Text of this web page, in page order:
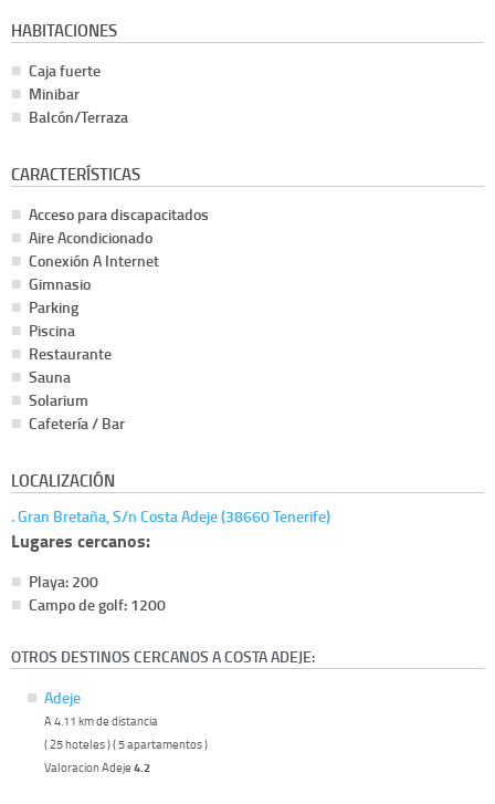
HABITACIONES
Caja fuerte
Minibar
Balcón/Terraza
CARACTERÍSTICAS
Acceso para discapacitados
Aire Acondicionado
Conexión A Internet
Gimnasio
Parking
Piscina
Restaurante
Sauna
Solarium
Cafetería / Bar
LOCALIZACIÓN
. Gran Bretaña, S/n Costa Adeje (38660 Tenerife)
Lugares cercanos:
Playa: 200
Campo de golf: 1200
OTROS DESTINOS CERCANOS A COSTA ADEJE:
Adeje
A 4.11 km de distancia
( 25 hoteles ) ( 5 apartamentos )
Valoracion Adeje 4.2